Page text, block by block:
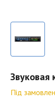
Звуковая
Під